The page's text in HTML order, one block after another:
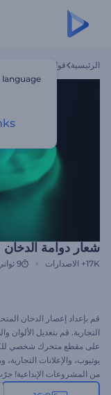
الرئيسية قوالب
شعار دوامة الدخان
17K+ الاصدارات 9 ثواني
قم بإعداد إعصار الدخان
التجارية. قم بتعديل الألوان
على مقطع متحرك شخصي
يوتيوب، والإعلانات
من المشروعات الإبداعية! جرّب